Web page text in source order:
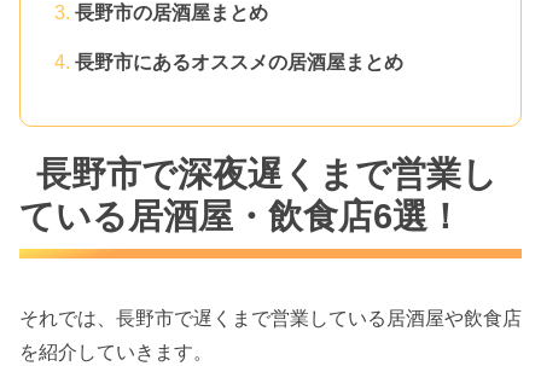
長野市の居酒屋まとめ
長野市にあるオススメの居酒屋まとめ
長野市で深夜遅くまで営業し
ている居酒屋・飲食店6選！
それでは、長野市で遅くまで営業している居酒屋や飲食店
を紹介していきます。